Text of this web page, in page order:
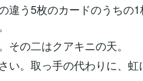
違う5枚のカードのうちの
その二はクアキニの天。
い。取っ手の代わりに、